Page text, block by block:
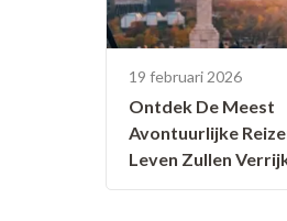
19 februari 2026
Ontdek De Meest
Avontuurlijke
Leven Zullen